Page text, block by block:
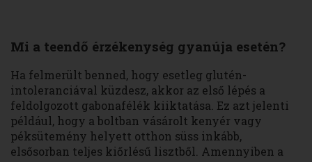
Mi a teendő érzékenység gyanúja esetén?
Ha felmerült benned, hogy esetleg glutén-
intoleranciával küzdesz, akkor az első lépés a
feldolgozott gabonafélék kiiktatása. Ez azt jelenti
például, hogy a boltban vásárolt kenyér vagy
péksütemény helyett otthon süss inkább,
elsősorban teljes kiőrlésű lisztből. Amennyiben a